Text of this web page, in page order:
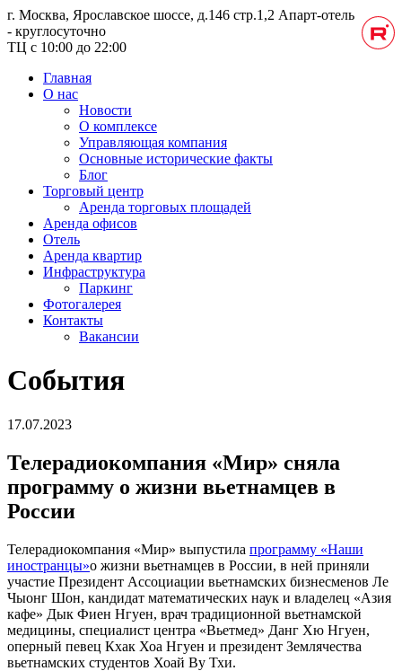
г. Москва, Ярославское шоссе, д.146 стр.1,2 Апарт-отель
- круглосуточно
ТЦ с 10:00 до 22:00
Главная
О нас
Новости
О комплексе
Управляющая компания
Основные исторические факты
Блог
Торговый центр
Аренда торговых площадей
Аренда офисов
Отель
Аренда квартир
Инфраструктура
Паркинг
Фотогалерея
Контакты
Вакансии
События
17.07.2023
Телерадиокомпания «Мир» сняла
программу о жизни вьетнамцев в
России
Телерадиокомпания «Мир» выпустила программу «Наши
иностранцы»о жизни вьетнамцев в России, в ней приняли
участие Президент Ассоциации вьетнамских бизнесменов Ле
Чыонг Шон, кандидат математических наук и владелец «Азия
кафе» Дык Фиен Нгуен, врач традиционной вьетнамской
медицины, специалист центра «Вьетмед» Данг Хю Нгуен,
оперный певец Кхак Хоа Нгуен и президент Землячества
вьетнамских студентов Хоай Ву Тхи.